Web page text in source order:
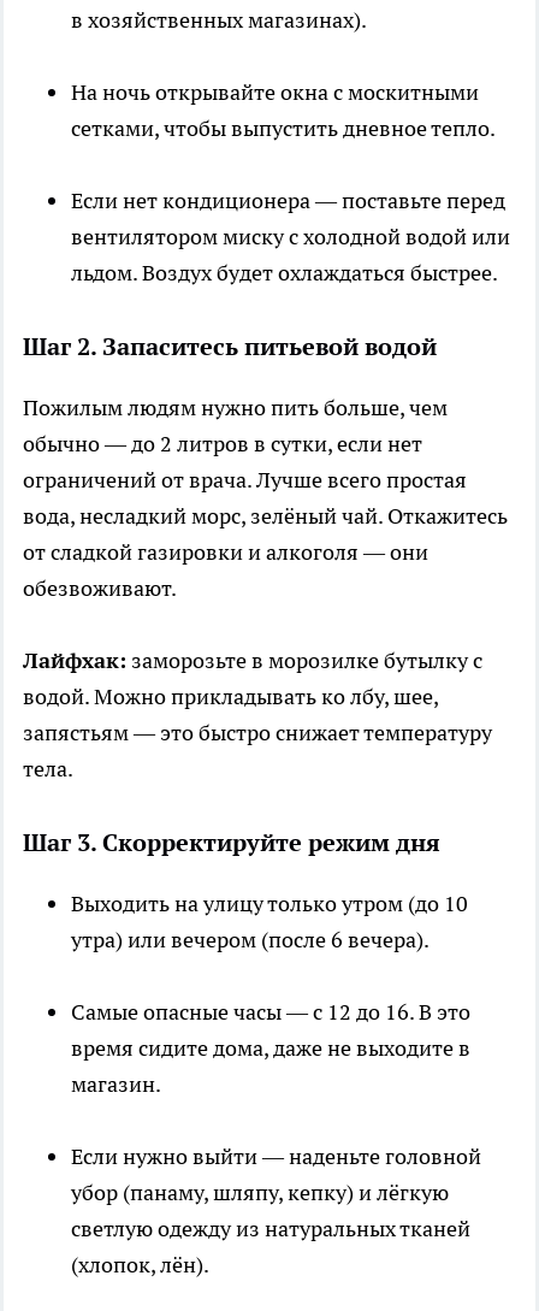
в хозяйственных магазинах).
На ночь открывайте окна с москитными
сетками, чтобы выпустить дневное тепло.
Если нет кондиционера — поставьте перед
вентилятором миску с холодной водой или
льдом. Воздух будет охлаждаться быстрее.
Шаг 2. Запаситесь питьевой водой
Пожилым людям нужно пить больше, чем
обычно — до 2 литров в сутки, если нет
ограничений от врача. Лучше всего простая
вода, несладкий морс, зелёный чай. Откажитесь
от сладкой газировки и алкоголя — они
обезвоживают.
Лайфхак: заморозьте в морозилке бутылку с
водой. Можно прикладывать ко лбу, шее,
запястьям — это быстро снижает температуру
тела.
Шаг 3. Скорректируйте режим дня
Выходить на улицу только утром (до 10
утра) или вечером (после 6 вечера).
Самые опасные часы — с 12 до 16. В это
время сидите дома, даже не выходите в
магазин.
Если нужно выйти — наденьте головной
убор (панаму, шляпу, кепку) и лёгкую
светлую одежду из натуральных тканей
(хлопок, лён).